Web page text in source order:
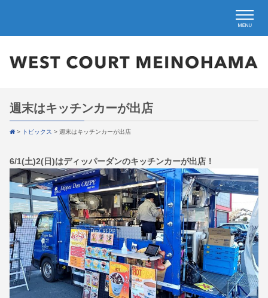
週末はキッチンカーが出店
> トピックス > 週末はキッチンカーが出店
6/1(土)2(日)はディッパーダンのキッチンカーが出店！